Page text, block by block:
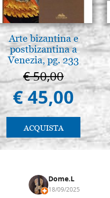
Arte bizantina e
postbizantina a
Venezia, pg. 233
€ 50,00
€ 45,00
ACQUISTA
Dome.L
18/09/2025